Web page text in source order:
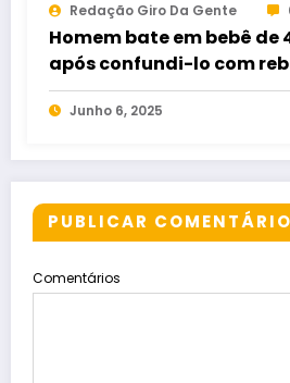
Redação Giro Da Gente
Homem bate em bebê de
após confundi-lo com
Junho 6, 2025
PUBLICAR COMENTÁRIO
Comentários